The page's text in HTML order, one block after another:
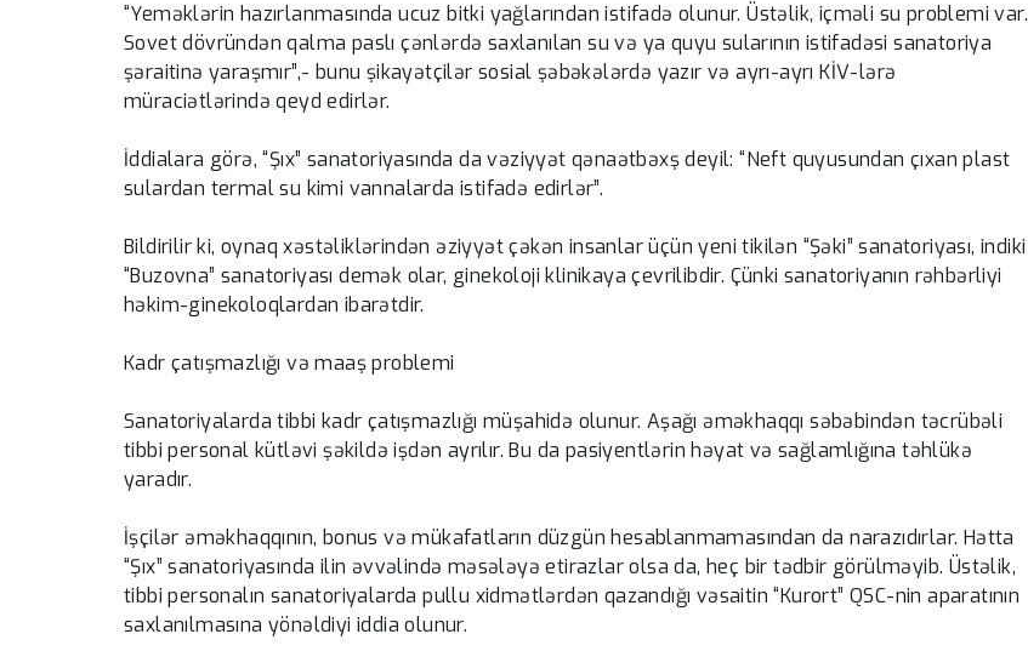
“Yeməklərin hazırlanmasında ucuz bitki yağlarından istifadə olunur. Üstəlik, içməli su problemi var.
Sovet dövründən qalma paslı çənlərdə saxlanılan su və ya quyu sularının istifadəsi sanatoriya
şəraitinə yaraşmır”,- bunu şikayətçilər sosial şəbəkələrdə yazır və ayrı-ayrı KİV-lərə
müraciətlərində qeyd edirlər.
İddialara görə, “Şıx” sanatoriyasında da vəziyyət qənaətbəxş deyil: “Neft quyusundan çıxan plast
sulardan termal su kimi vannalarda istifadə edirlər”.
Bildirilir ki, oynaq xəstəliklərindən əziyyət çəkən insanlar üçün yeni tikilən “Şəki” sanatoriyası, indiki
“Buzovna” sanatoriyası demək olar, ginekoloji klinikaya çevrilibdir. Çünki sanatoriyanın rəhbərliyi
həkim-ginekoloqlardan ibarətdir.
Kadr çatışmazlığı və maaş problemi
Sanatoriyalarda tibbi kadr çatışmazlığı müşahidə olunur. Aşağı əməkhaqqı səbəbindən təcrübəli
tibbi personal kütləvi şəkildə işdən ayrılır. Bu da pasiyentlərin həyat və sağlamlığına təhlükə
yaradır.
İşçilər əməkhaqqının, bonus və mükafatların düzgün hesablanmamasından da narazıdırlar. Hətta
“Şıx” sanatoriyasında ilin əvvəlində məsələyə etirazlar olsa da, heç bir tədbir görülməyib. Üstəlik,
tibbi personalın sanatoriyalarda pullu xidmətlərdən qazandığı vəsaitin “Kurort” QSC-nin aparatının
saxlanılmasına yönəldiyi iddia olunur.
Sabah Bakıda 36 dərəcə isti
olacaq -